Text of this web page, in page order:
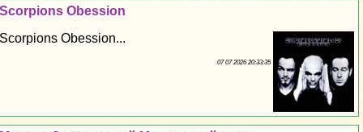
Scorpions Obession
Scorpions Obession...
07 07 2026 20:33:35